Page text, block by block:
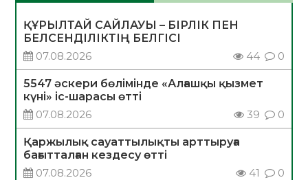
ҚҰРЫЛТАЙ САЙЛАУЫ – БІРЛІК ПЕН
БЕЛСЕНДІЛІКТІҢ БЕЛГІСІ
07.08.2026
44 0
5547 әскери бөлімінде «Алғашқы қызмет
күні» іс-шарасы өтті
07.08.2026
39 0
Қаржылық сауаттылықты арттыруға
бағытталған кездесу өтті
07.08.2026
41 0